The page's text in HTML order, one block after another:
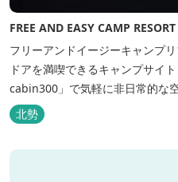
FREE AND EASY CAMP RESORT
フリーアンドイージーキャンプ
ドアを満喫できるキャンプサイ
cabin300」で気軽に非日常的な
サイト、日帰り手ぶらBBQやド
ナ施設などを完備、キャンプし
アイグニス」の入浴利用もでき
北勢